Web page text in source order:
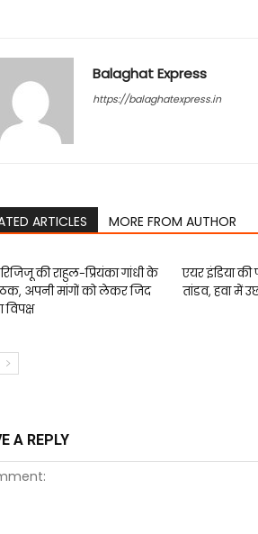
Balaghat Express
https://balaghatexpress.in
ARTICLES MORE FROM AUTHOR
की राहुल-प्रियंका गांधी के
अपनी मांगों को लेकर जिद
विपक्ष
एयर इंडिया
तांडव, हवा में
A REPLY